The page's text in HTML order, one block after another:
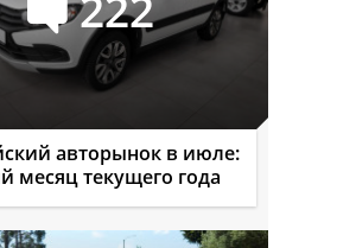
авторынок в июле:
месяц текущего года